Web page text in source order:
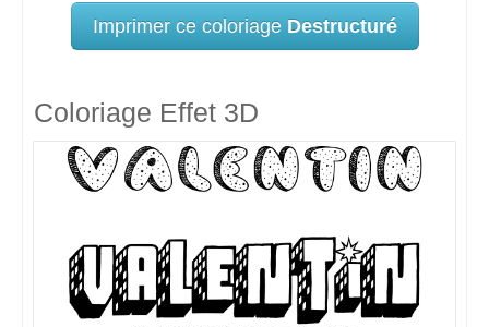
Imprimer ce coloriage Destructuré
Coloriage Effet 3D